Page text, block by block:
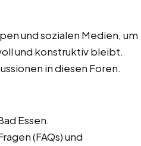
und sozialen Medien, um
und konstruktiv bleibt.
in diesen Foren.
Essen.
(FAQs) und